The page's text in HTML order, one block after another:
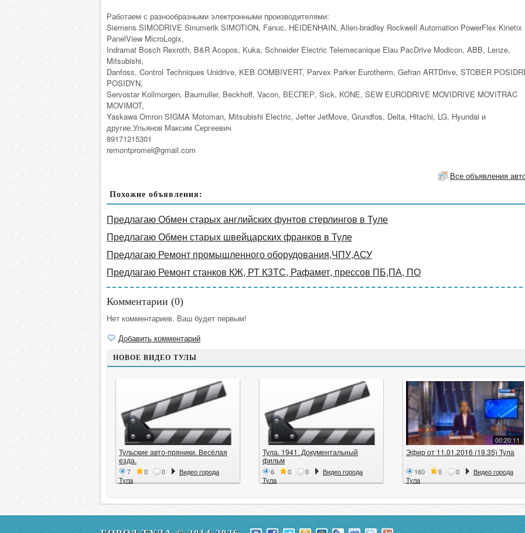
Работаем с разнообразными электронными производителями:
Siemens SIMODRIVE Sinumerik SIMOTION, Fanuc, HEIDENHAIN, Allen-bradley Rockwell Automation PowerFlex Kinetix
PanelView MicroLogix,
Indramat Bosch Rexroth, B&R Acopos, Kuka, Schneider Electric Telemecanique Elau PacDrive Modicon, ABB, Lenze,
Mitsubishi,
Danfoss, Control Techniques Unidrive, KEB COMBIVERT, Parvex Parker Eurotherm, Gefran ARTDrive, STOBER
POSIDYN,
Servostar Kollmorgen, Baumuller, Beckhoff, Vacon, ВЕСПЕР, Sick, KONE, SEW EURODRIVE MOVIDRIVE MOVITRAC
MOVIMOT,
Yaskawa Omron SIGMA Motoman, Mitsubishi Electric, Jetter JetMove, Grundfos, Delta, Hitachi, LG, Hyundai и
другие.Ульянов Максим Сергеевич
89171215301
remontpromel@gmail.com
Все объявления
Похожие объявления:
Предлагаю Обмен старых английских фунтов стерлингов в Туле
Предлагаю Обмен старых швейцарских франков в Туле
Предлагаю Ремонт промышленного оборудования,ЧПУ,АСУ
Предлагаю Ремонт станков КЖ, РТ КЗТС, Рафамет, прессов ПБ,ПА, ПО
Комментарии (0)
Нет комментариев. Ваш будет первым!
Добавить комментарий
НОВОЕ ВИДЕО ТУЛЫ
Тульские авто-пряники. Весёлая
езда.
7 0 0
Видео города
Тула
Тула. 1941. Документальный
фильм
6 0 0
Видео города
Тула
00:20:11
Эфир от 11.01.2016 (19.35) Тула
160 0 0
Видео города
Тула